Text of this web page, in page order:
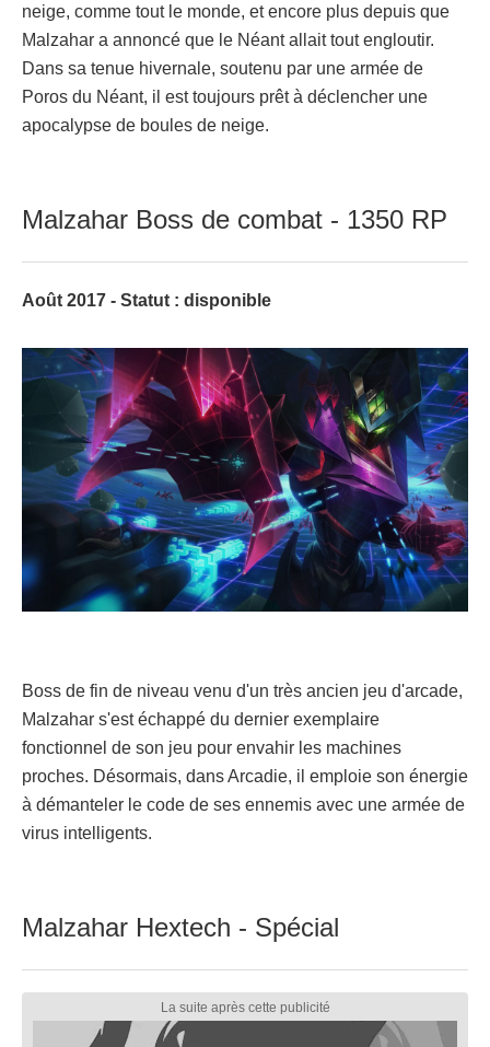
neige, comme tout le monde, et encore plus depuis que
Malzahar a annoncé que le Néant allait tout engloutir.
Dans sa tenue hivernale, soutenu par une armée de
Poros du Néant, il est toujours prêt à déclencher une
apocalypse de boules de neige.
Malzahar Boss de combat - 1350 RP
Août 2017 - Statut : disponible
Boss de fin de niveau venu d'un très ancien jeu d'arcade,
Malzahar s'est échappé du dernier exemplaire
fonctionnel de son jeu pour envahir les machines
proches. Désormais, dans Arcadie, il emploie son énergie
à démanteler le code de ses ennemis avec une armée de
virus intelligents.
Malzahar Hextech - Spécial